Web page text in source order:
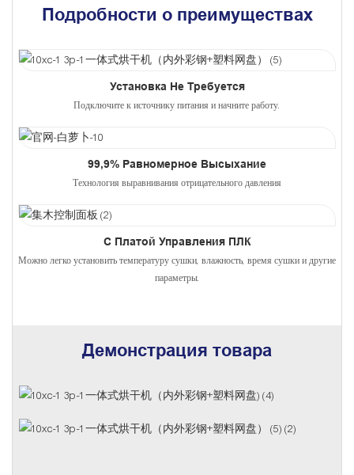
Подробности о преимуществах
Установка Не Требуется
Подключите к источнику питания и начните работу.
99,9% Равномерное Высыхание
Технология выравнивания отрицательного давления
С Платой Управления ПЛК
Можно легко установить температуру сушки, влажность, время сушки и другие
параметры.
Демонстрация товара